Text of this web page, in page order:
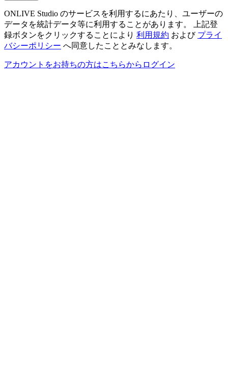
ONLIVE Studio のサービスを利用するにあたり、ユーザーの
データを統計データ等に利用することがあります。 上記登
録ボタンをクリックすることにより 利用規約 および プライ
バシーポリシー へ同意したこととみなします。
アカウントをお持ちの方はこちらからログイン